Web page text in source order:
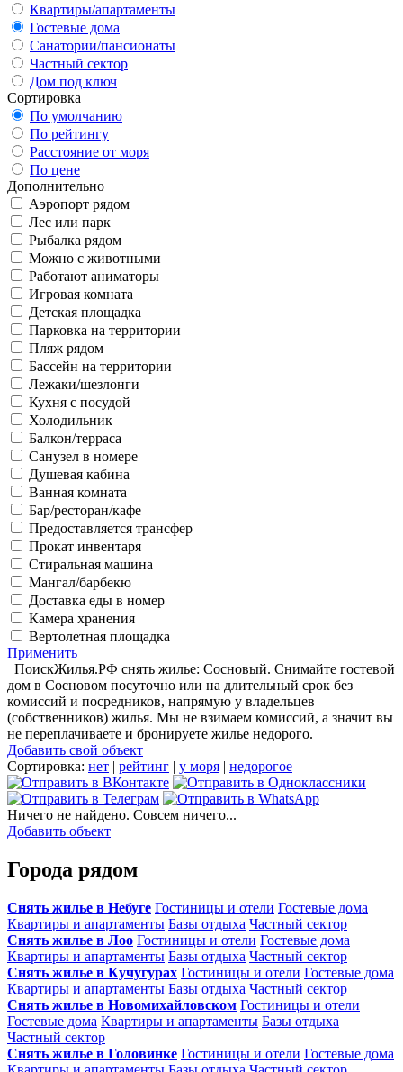
Квартиры/апартаменты
Гостевые дома
Санатории/пансионаты
Частный сектор
Дом под ключ
Сортировка
По умолчанию
По рейтингу
Расстояние от моря
По цене
Дополнительно
Аэропорт рядом
Лес или парк
Рыбалка рядом
Можно с животными
Работают аниматоры
Игровая комната
Детская площадка
Парковка на территории
Пляж рядом
Бассейн на территории
Лежаки/шезлонги
Кухня с посудой
Холодильник
Балкон/терраса
Санузел в номере
Душевая кабина
Ванная комната
Бар/ресторан/кафе
Предоставляется трансфер
Прокат инвентаря
Стиральная машина
Мангал/барбекю
Доставка еды в номер
Камера хранения
Вертолетная площадка
Применить
ПоискЖилья.РФ снять жилье: Сосновый. Снимайте гостевой
дом в Сосновом посуточно или на длительный срок без
комиссий и посредников, напрямую у владельцев
(собственников) жилья. Мы не взимаем комиссий, а значит вы
не переплачиваете и бронируете жилье недорого.
Добавить свой объект
Сортировка: нет | рейтинг | у моря | недорогое
Ничего не найдено. Совсем ничего...
Добавить объект
Города рядом
Снять жилье в Небуге Гостиницы и отели Гостевые дома
Квартиры и апартаменты Базы отдыха Частный сектор
Снять жилье в Лоо Гостиницы и отели Гостевые дома
Квартиры и апартаменты Базы отдыха Частный сектор
Снять жилье в Кучугурах Гостиницы и отели Гостевые дома
Квартиры и апартаменты Базы отдыха Частный сектор
Снять жилье в Новомихайловском Гостиницы и отели
Гостевые дома Квартиры и апартаменты Базы отдыха
Частный сектор
Снять жилье в Головинке Гостиницы и отели Гостевые дома